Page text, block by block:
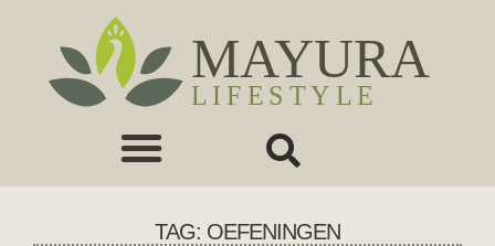
TAG: OEFENINGEN